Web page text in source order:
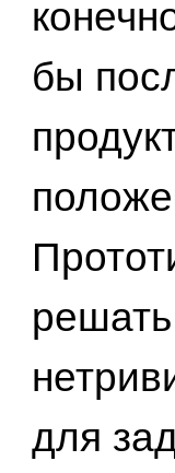
бы
для